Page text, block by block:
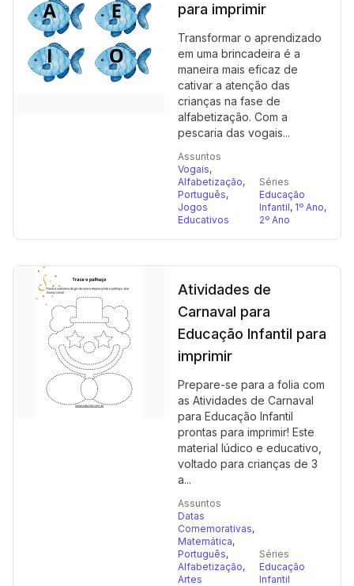
para imprimir
Transformar o aprendizado
em uma brincadeira é a
maneira mais eficaz de
cativar a atenção das
crianças na fase de
alfabetização. Com a
pescaria das vogais...
Assuntos
Vogais,
Alfabetização,
Português,
Jogos
Educativos
Séries
Educação
Infantil, 1º Ano,
2º Ano
Atividades de
Carnaval para
Educação Infantil para
imprimir
Prepare-se para a folia com
as Atividades de Carnaval
para Educação Infantil
prontas para imprimir! Este
material lúdico e educativo,
voltado para crianças de 3
a...
Assuntos
Datas
Comemorativas,
Matemática,
Português,
Alfabetização,
Artes
Séries
Educação
Infantil